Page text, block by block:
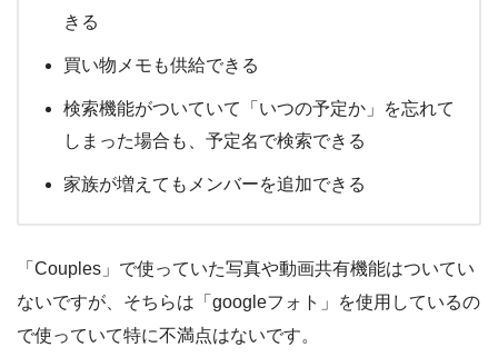
きる
買い物メモも供給できる
検索機能がついていて「いつの予定か」を忘れて
しまった場合も、予定名で検索できる
家族が増えてもメンバーを追加できる
「Couples」で使っていた写真や動画共有機能はついてい
ないですが、そちらは「googleフォト」を使用しているの
で使っていて特に不満点はないです。